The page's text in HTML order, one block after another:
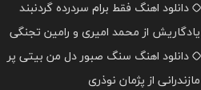
دانلود اهنگ فقط برام سردرده گردنبند
یادگاریش از محمد امیری و رامین تجنگی
دانلود اهنگ سنگ صبور دل من بیتی پر
مازندرانی از پژمان نوذری